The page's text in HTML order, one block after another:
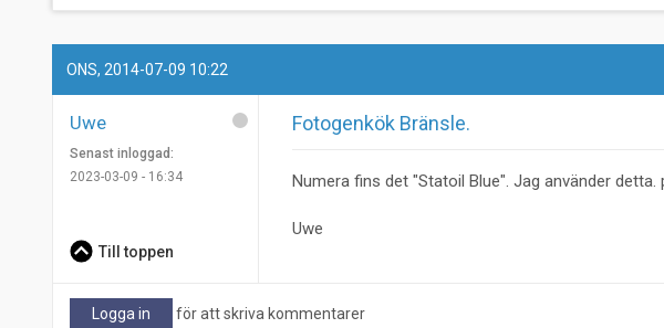
ONS, 2014-07-09 10:22
Uwe
Senast inloggad:
2023-03-09 - 16:34
Fotogenkök Bränsle.
Numera fins det "Statoil Blue". Jag använder
Uwe
Till toppen
Logga in för att skriva kommentarer